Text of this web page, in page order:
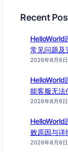
Recent
HelloWorld
常见问题及
2026年8月6日
HelloWorld
能客服无法
2026年8月6日
HelloWorld
败原因与详
2026年8月6日